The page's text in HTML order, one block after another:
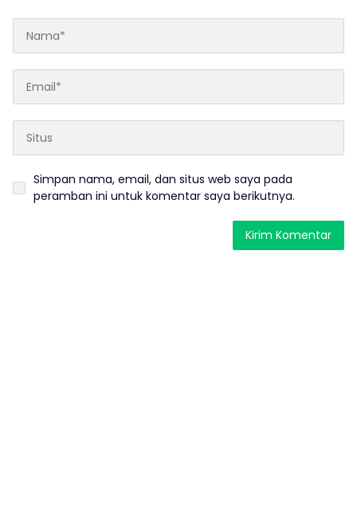
Simpan nama, email, dan situs web saya pada
peramban ini untuk komentar saya berikutnya.